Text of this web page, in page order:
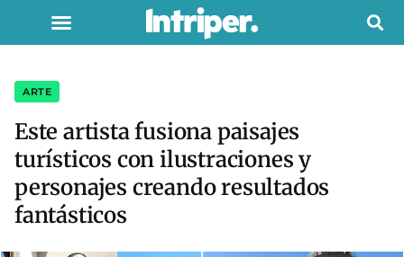
ARTE
Este artista fusiona paisajes
turísticos con ilustraciones y
personajes creando resultados
fantásticos